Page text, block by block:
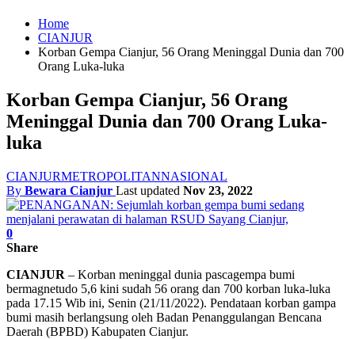
Home
CIANJUR
Korban Gempa Cianjur, 56 Orang Meninggal Dunia dan 700
Orang Luka-luka
Korban Gempa Cianjur, 56 Orang
Meninggal Dunia dan 700 Orang Luka-
luka
CIANJURMETROPOLITANNASIONAL
By Bewara Cianjur Last updated Nov 23, 2022
0
Share
CIANJUR – Korban meninggal dunia pascagempa bumi
bermagnetudo 5,6 kini sudah 56 orang dan 700 korban luka-luka
pada 17.15 Wib ini, Senin (21/11/2022). Pendataan korban gampa
bumi masih berlangsung oleh Badan Penanggulangan Bencana
Daerah (BPBD) Kabupaten Cianjur.